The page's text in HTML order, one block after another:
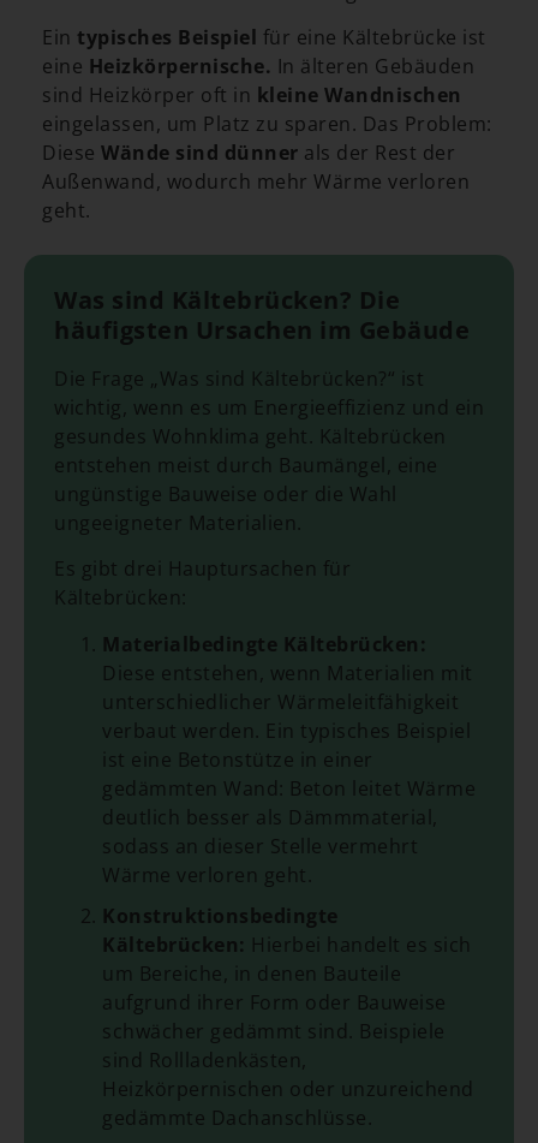
Ein typisches Beispiel für eine Kältebrücke ist
eine Heizkörpernische. In älteren Gebäuden
sind Heizkörper oft in kleine Wandnischen
eingelassen, um Platz zu sparen. Das Problem:
Diese Wände sind dünner als der Rest der
Außenwand, wodurch mehr Wärme verloren
geht.
Was sind Kältebrücken? Die
häufigsten Ursachen im Gebäude
Die Frage „Was sind Kältebrücken?“ ist
wichtig, wenn es um Energieeffizienz und ein
gesundes Wohnklima geht. Kältebrücken
entstehen meist durch Baumängel, eine
ungünstige Bauweise oder die Wahl
ungeeigneter Materialien.
Es gibt drei Hauptursachen für
Kältebrücken:
Materialbedingte Kältebrücken:
Diese entstehen, wenn Materialien mit
unterschiedlicher Wärmeleitfähigkeit
verbaut werden. Ein typisches Beispiel
ist eine Betonstütze in einer
gedämmten Wand: Beton leitet Wärme
deutlich besser als Dämmmaterial,
sodass an dieser Stelle vermehrt
Wärme verloren geht.
Konstruktionsbedingte
Kältebrücken: Hierbei handelt es sich
um Bereiche, in denen Bauteile
aufgrund ihrer Form oder Bauweise
schwächer gedämmt sind. Beispiele
sind Rollladenkästen,
Heizkörpernischen oder unzureichend
gedämmte Dachanschlüsse.